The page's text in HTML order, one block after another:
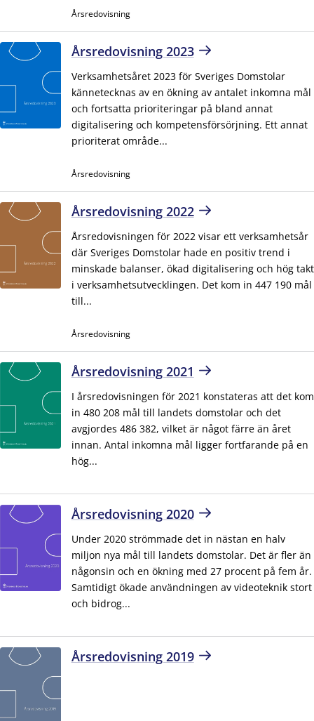
Årsredovisning
Årsredovisning 2023
Verksamhetsåret 2023 för Sveriges Domstolar
kännetecknas av en ökning av antalet inkomna mål
och fortsatta prioriteringar på bland annat
digitalisering och kompetensförsörjning. Ett annat
prioriterat område...
Årsredovisning
Årsredovisning 2022
Årsredovisningen för 2022 visar ett verksamhetsår
där Sveriges Domstolar hade en positiv trend i
minskade balanser, ökad digitalisering och hög takt
i verksamhetsutvecklingen. Det kom in 447 190 mål
till...
Årsredovisning
Årsredovisning 2021
I årsredovisningen för 2021 konstateras att det kom
in 480 208 mål till landets domstolar och det
avgjordes 486 382, vilket är något färre än året
innan. Antal inkomna mål ligger fortfarande på en
hög...
Årsredovisning 2020
Under 2020 strömmade det in nästan en halv
miljon nya mål till landets domstolar. Det är fler än
någonsin och en ökning med 27 procent på fem år.
Samtidigt ökade användningen av videoteknik stort
och bidrog...
Årsredovisning 2019